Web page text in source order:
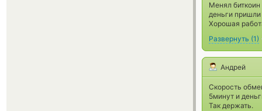
Менял биткоин
деньги
Хорошая
Развернуть (1)
Андрей
Скорость
5минут и
Так держать.